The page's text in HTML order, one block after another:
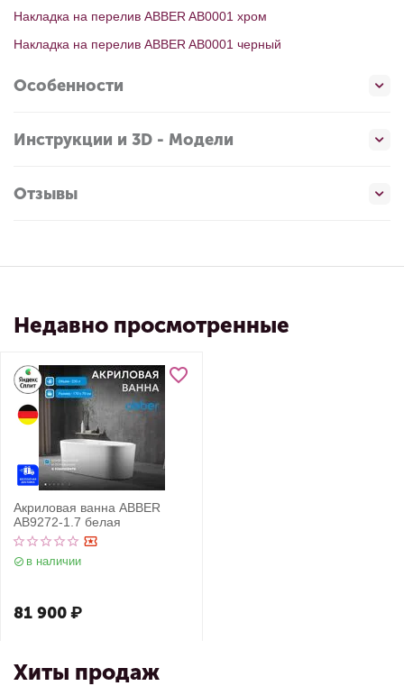
Накладка на перелив ABBER AB0001 хром
Накладка на перелив ABBER AB0001 черный
Особенности
Инструкции и 3D - Модели
Отзывы
Недавно просмотренные
Акриловая ванна ABBER
AB9272-1.7 белая
в наличии
81 900₽
Хиты продаж